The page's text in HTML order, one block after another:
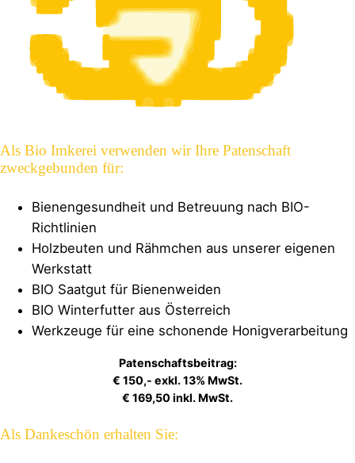
Als Bio Imkerei verwenden wir Ihre Patenschaft
zweckgebunden für:
Bienengesundheit und Betreuung nach BIO-
Richtlinien
Holzbeuten und Rähmchen aus unserer eigenen
Werkstatt
BIO Saatgut für Bienenweiden
BIO Winterfutter aus Österreich
Werkzeuge für eine schonende Honigverarbeitung
Patenschaftsbeitrag:
€ 150,- exkl.13% MwSt.
€ 169,50 inkl. MwSt.
Als Dankeschön erhalten Sie: